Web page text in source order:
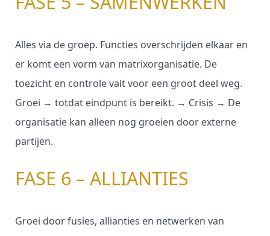
Alles via de groep. Functies overschrijden elkaar en
er komt een vorm van matrixorganisatie. De
toezicht en controle valt voor een groot deel weg.
Groei → totdat eindpunt is bereikt. → Crisis → De
organisatie kan alleen nog groeien door externe
partijen.
FASE 6 – ALLIANTIES
Groei door fusies, allianties en netwerken van